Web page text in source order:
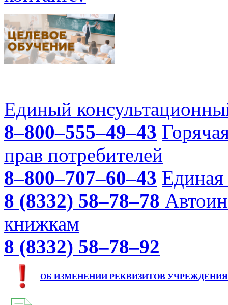
Единый
8–800–555–49–43
прав потребителей
8–800–707–60–43 Единая
8 (8332) 58–78–78
книжкам
8 (8332) 58–78–92
ОБ ИЗМЕНЕНИИ РЕКВИЗИТОВ УЧРЕЖДЕНИЯ